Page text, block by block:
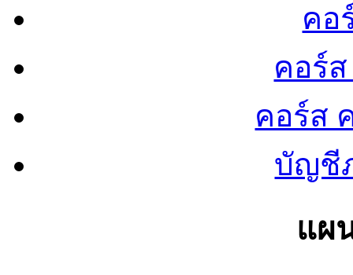
คอ
คอร์
คอร์ส
บัญชี
แผ